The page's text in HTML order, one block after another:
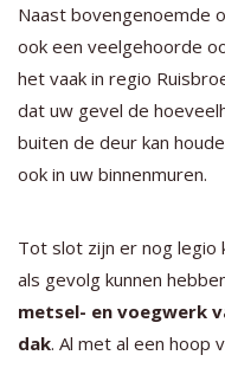
Naast bovengenoemde
ook een veelgehoorde
het vaak in regio
dat uw gevel de
buiten de deur kan
ook in uw binnenmuren.
Tot slot zijn er nog legio
als gevolg kunnen
metsel- en voegwerk
dak. Al met al een hoop